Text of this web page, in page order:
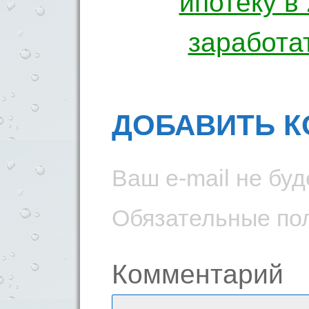
ДОБАВИТЬ
Ваш e-mail не
Обязательные
Комментарий